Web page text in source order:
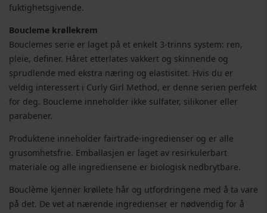
fuktighetsgivende.
Boucleme krøllekrem
Bouclemes serie er laget på et enkelt 3-trinns system: ren,
pleie, definer. Håret etterlates vakkert og skinnende og
sprudlende med ekstra næring og elastisitet. Hvis du er
veldig interessert i Curly Girl Method, er denne serien perfekt
for deg. Boucleme inneholder ikke sulfater, silikoner eller
parabener.
Produktene inneholder fairtrade-ingredienser og er alle
grusomhetsfrie. Emballasjen er laget av resirkulerbart
materiale og alle ingrediensene er biologisk nedbrytbare.
Bouclème kjenner krøllete hår og utfordringene med å ta vare
på det. De vet at nærende ingredienser er nødvendig for å